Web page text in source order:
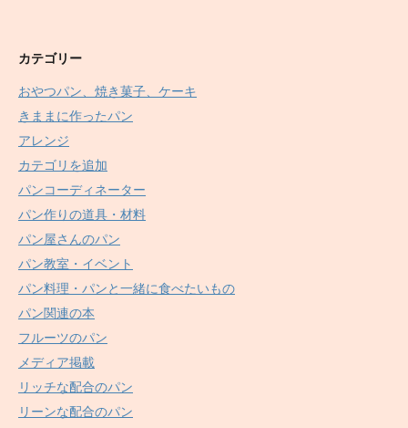
カテゴリー
おやつパン、焼き菓子、ケーキ
きままに作ったパン
アレンジ
カテゴリを追加
パンコーディネーター
パン作りの道具・材料
パン屋さんのパン
パン教室・イベント
パン料理・パンと一緒に食べたいもの
パン関連の本
フルーツのパン
メディア掲載
リッチな配合のパン
リーンな配合のパン